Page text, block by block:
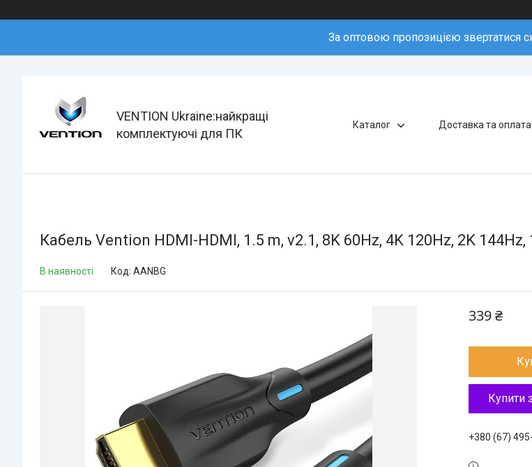
За оптовою пропозицією звертатися
VENTION Ukraine:найкращі
комплектуючі для ПК
Каталог Доставка та оплата
Кабель Vention HDMI-HDMI, 1.5 m, v2.1, 8K 60Hz, 4K 120Hz, 2K
В наявності Код: AANBG
339 ₴
Купити з
+380 (67)